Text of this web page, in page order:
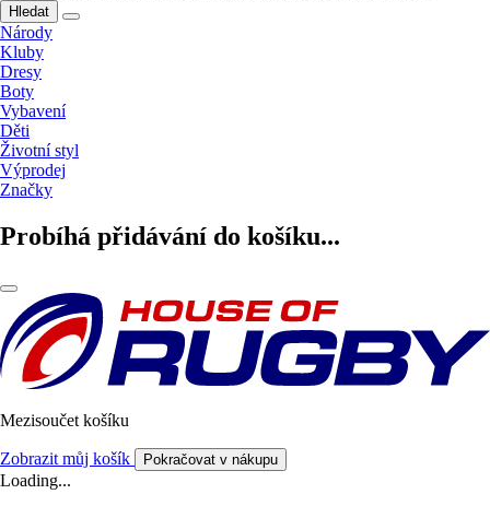
Hledat
Národy
Kluby
Dresy
Boty
Vybavení
Děti
Životní styl
Výprodej
Značky
Probíhá přidávání do košíku...
Mezisoučet košíku
Zobrazit můj košík Pokračovat v nákupu
Loading...